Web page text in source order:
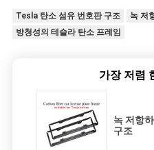
Tesla 탄소 섬유 번호판 구조
녹 저
방청성의 테슬라 탄소 프레임
가장 저렴
녹 저항
구조